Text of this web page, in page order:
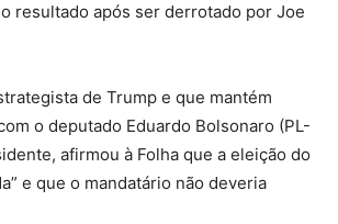
resultado após ser derrotado por Joe
de Trump e que mantém
o deputado Eduardo Bolsonaro (PL-
afirmou à Folha que a eleição do
e que o mandatário não deveria